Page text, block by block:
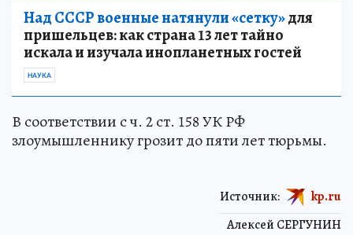
Над СССР военные натянули «сетку»для
пришельцев: как страна 13 лет тайно
искала и изучала инопланетных гостей
НАУКА
В соответствии с ч. 2 ст. 158 УК РФ
злоумышленнику грозит до пяти лет тюрьмы.
Алексей СЕРГУНИН
Источник: kp.ru